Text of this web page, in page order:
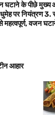
के पीछे मुख्य
पर नियंत्रण 3.
महत्वपूर्ण,वजन
आहार